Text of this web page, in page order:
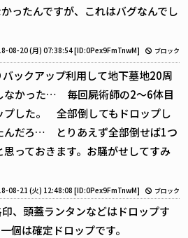
ったんですが、これはバグなんでし
08-20 (月) 07:38:54[ID:0Pex9FmTnwM] ブロック
ックアップ利用して地下墓地20周
なかった… 毎回屍術師の2～6体目
プした。 全部倒してもドロップし
んだろ… とりあえず全部倒せば1つ
っておきます。お騒がせしてすみ
08-21 (火) 12:48:08 [ID:0Pex9FmTnwM] ブロック
、頭蓋ランタンなどはドロップす
個は確定ドロップです。